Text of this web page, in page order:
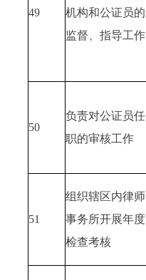
49
机构和公证员的
监督、指导工作
50
负责对公证员任
职的审核工作
51
组织辖区内律师
事务所开展年度
检查考核